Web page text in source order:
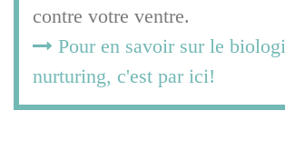
contre votre ventre.
Pour en savoir sur le
nurturing, c'est par ici!